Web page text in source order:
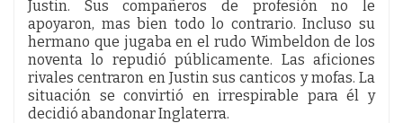
Justin. Sus compañeros de profesión no le
apoyaron, mas bien todo lo contrario. Incluso su
hermano que jugaba en el rudo Wimbeldon de los
noventa lo repudió públicamente. Las aficiones
rivales centraron en Justin sus canticos y mofas. La
situación se convirtió en irrespirable para él y
decidió abandonar Inglaterra.